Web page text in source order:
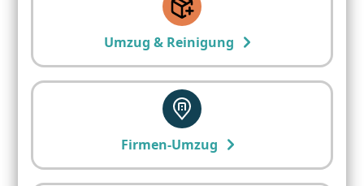
Umzug & Reinigung
Firmen-Umzug